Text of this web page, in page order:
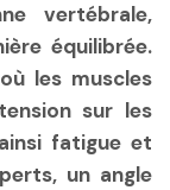
vertébrale,
équilibrée.
les muscles
sur les
fatigue et
un angle